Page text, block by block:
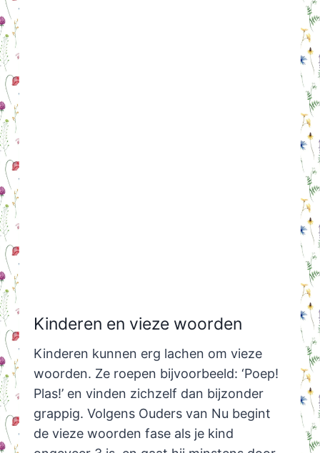
Kinderen en vieze woorden
Kinderen kunnen erg lachen om vieze
woorden. Ze roepen bijvoorbeeld: ‘Poep!
Plas!’ en vinden zichzelf dan bijzonder
grappig. Volgens Ouders van Nu begint
de vieze woorden fase als je kind